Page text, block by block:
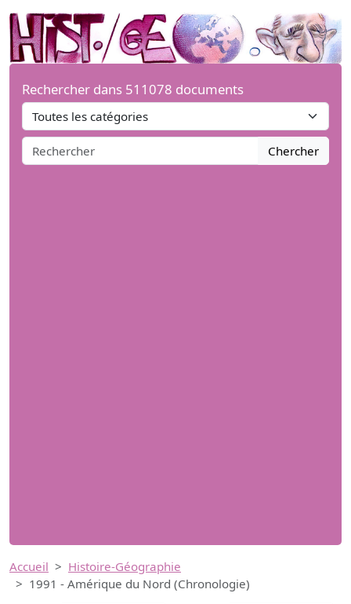
Rechercher dans 511078 documents
Chercher
Accueil
Histoire-Géographie
1991 - Amérique du Nord (Chronologie)